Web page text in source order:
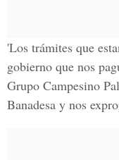
'Los trámites que
gobierno que nos
Grupo Campesino
Banadesa y nos